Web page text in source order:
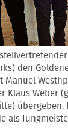
den
Manuel
Klaus Weber
übergeben.
als